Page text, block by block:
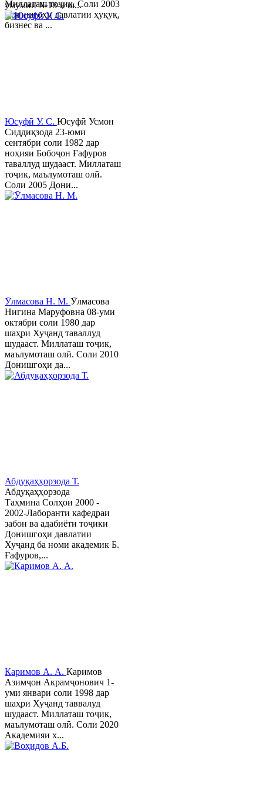
Миллаташ тоҷик. Соли 2003
Донишгоҳи давлатии ҳуқуқ,
бизнес ва ...
умумии №18-и ш...
Юсуфӣ У. C. Юсуфӣ Усмон
Сиддиқзода 23-юми
сентябри соли 1982 дар
ноҳияи Бобоҷон Ғафуров
таваллуд шудааст. Миллаташ
тоҷик, маълумоташ олӣ.
Соли 2005 Дони...
Ӯлмасова Н. М. Ӯлмасова
Нигина Маруфовна 08-уми
октябри соли 1980 дар
шаҳри Хуҷанд таваллуд
шудааст. Миллаташ тоҷик,
маълумоташ олӣ. Соли 2010
Донишгоҳи да...
Абдуқаҳҳорзода Т.
Абдуқаҳҳорзода
Таҳмина Солҳои 2000 -
2002-Лаборанти кафедраи
забон ва адабиёти тоҷики
Донишгоҳи давлатии
Хуҷанд ба номи академик Б.
Ғафуров,...
Каримов А. А. Каримов
Азимҷон Акрамҷонович 1-
уми январи соли 1998 дар
шаҳри Хуҷанд таввалуд
шудааст. Миллаташ тоҷик,
маълумоташ олӣ. Соли 2020
Академияи х...